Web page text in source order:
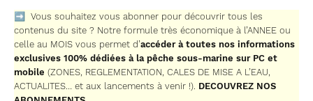
➡ Vous souhaitez vous abonner pour découvrir tous les
contenus du site ? Notre formule très économique à l’ANNEE ou
celle au MOIS vous permet d’accéder à toutes nos informations
exclusives 100% dédiées à la pêche sous-marine sur PC et
mobile (ZONES, REGLEMENTATION, CALES DE MISE A L’EAU,
ACTUALITES… et aux lancements à venir !). DECOUVREZ NOS